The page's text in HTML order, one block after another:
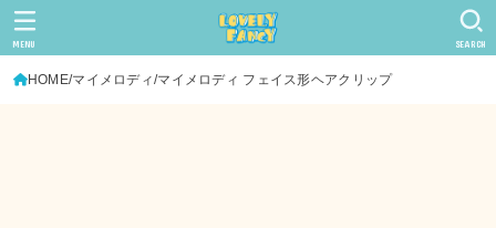
SEARCH
MENU
HOME マイメロディ マイメロディ フェイス形ヘアクリップ